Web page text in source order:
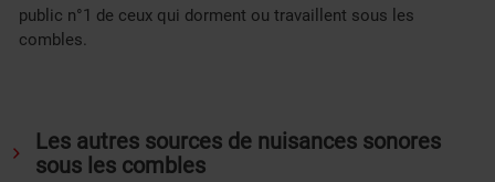
public n°1 de ceux qui dorment ou travaillent sous les
combles.
Les autres sources de nuisances sonores
sous les combles